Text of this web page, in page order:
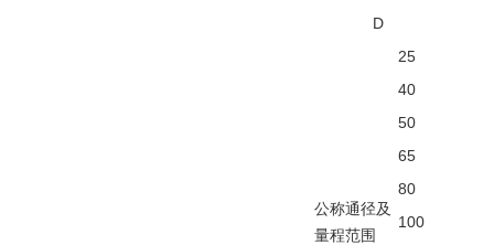
D
公称通径及
量程范围
25
40
50
65
80
100